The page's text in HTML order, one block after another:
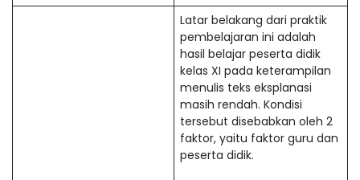
Latar belakang dari praktik
pembelajaran ini adalah
hasil belajar peserta didik
kelas XI pada keterampilan
menulis teks eksplanasi
masih rendah. Kondisi
tersebut disebabkan oleh 2
faktor, yaitu faktor guru dan
peserta didik.